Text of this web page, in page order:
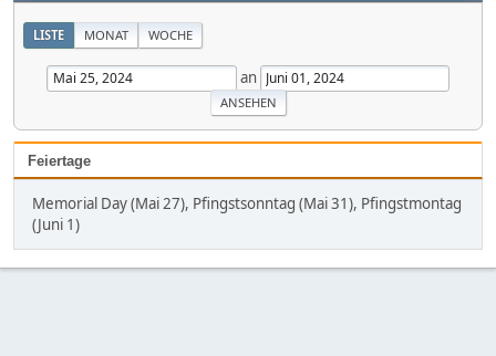
LISTE MONAT WOCHE
an
Feiertage
Memorial Day (Mai 27), Pfingstsonntag (Mai 31), Pfingstmontag
(Juni 1)